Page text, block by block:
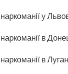
у
в
в